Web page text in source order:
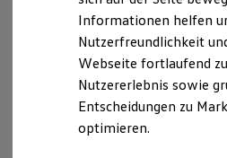
Reparatur & Service
Sommer-Special
Reparatur, Pflege
Servicetermin
Service-Vorteile
ServicePlus
Economy Service
Räder & Reifen
Ersatzfahrzeuge
Informationen helfen
Nutzerfreundlichkeit
Webseite fortlaufend
Nutzererlebnis sowie
Entscheidungen zu
optimieren.